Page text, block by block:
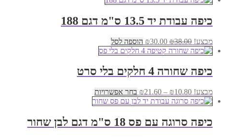
כיפה עבודת יד 13.5 ס"מ דגם 188
מבצע! ₪38.00
המחיר
המקורי
היה:
₪38.00.
₪30.00
המחיר
הנוכחי
הוא:
₪30.00.
הוספה לסל
כיפה שחורה 4 חלקים בלי סרט
מבצע! ₪10.80
–
₪21.60
טווח
מחירים:
עד
בחר אפשרויות
זה
יש
מספר
סוגים.
כיפה סרוגה עם פס 18 ס"מ דגם לבן שחור